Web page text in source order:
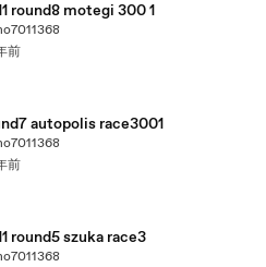
round8 motegi 300 1
前
autopolis race3001
前
round5 szuka race3